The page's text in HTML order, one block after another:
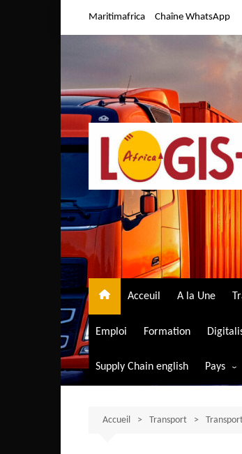
Maritimafrica Chaîne WhatsApp
Acceuil A la Une
Emploi Formation
Supply Chain english Pays
Algérie
Accueil Transport